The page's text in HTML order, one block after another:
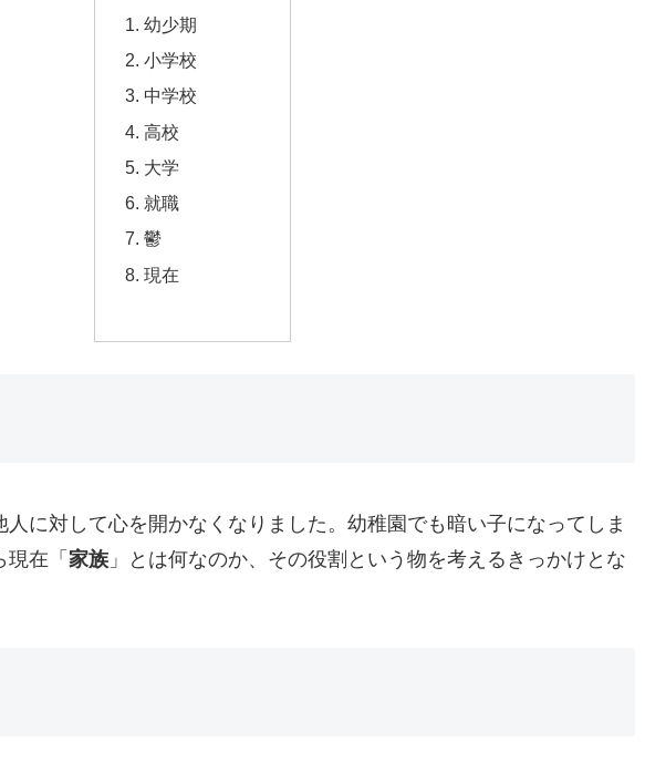
幼少期
小学校
中学校
高校
大学
就職
鬱
現在
に対して心を開かなくなりました。幼稚園でも暗い子になってしま
在「 家族 」とは何なのか、その役割という物を考えるきっかけとな